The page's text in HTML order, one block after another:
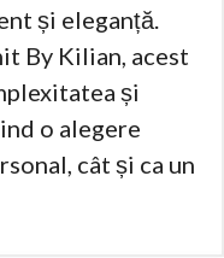
și eleganță.
By Kilian, acest
și
o alegere
cât și ca un